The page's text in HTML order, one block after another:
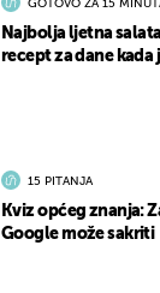
GOTOVO ZA 15
Najbolja ljetna
recept za dane kada
15 PITANJA
Kviz općeg znanja:
Google može sakriti